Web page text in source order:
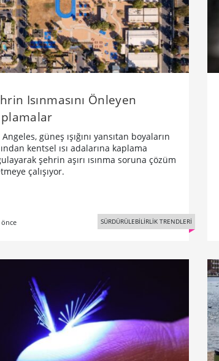
Isınmasını Önleyen
Angeles, güneş ışığını yansıtan boyaların
kentsel ısı adalarına kaplama
şehrin aşırı ısınma soruna çözüm
çalışıyor.
önce SÜRDÜRÜLEBİLİRLİK TRENDLERİ